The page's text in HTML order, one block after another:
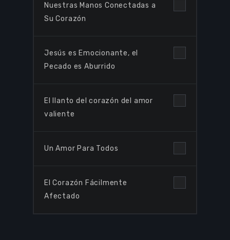
Nuestras Manos Conectadas a
Su Corazón
Jesús es Emocionante, el
Pecado es Aburrido
El llanto del corazón del amor
valiente
Un Amor Para Todos
El Corazón Fácilmente
Afectado